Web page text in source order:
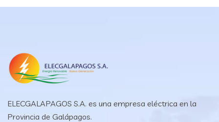
ELECGALAPAGOS S.A. es una empresa eléctrica en la
Provincia de Galápagos.